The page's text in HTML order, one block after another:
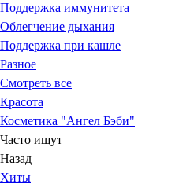
Поддержка иммунитета
Облегчение дыхания
Поддержка при кашле
Разное
Смотреть все
Красота
Косметика "Ангел Бэби"
Часто ищут
Назад
Хиты